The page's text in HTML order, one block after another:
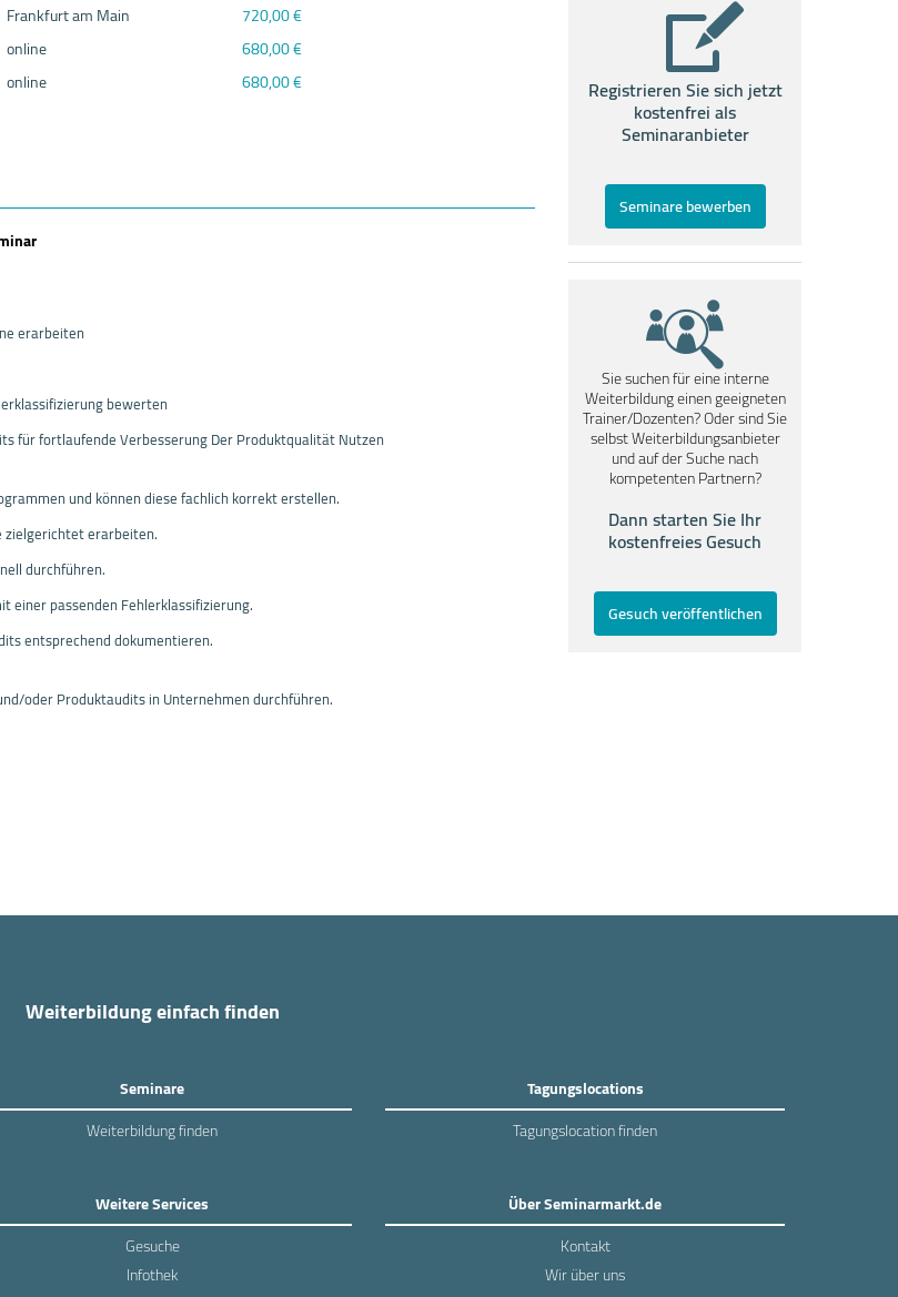
Frankfurt am Main
720,00 €
online
680,00 €
online
680,00 €
erarbeiten
bewerten
für fortlaufende Verbesserung Der Produktqualität Nutzen
und können diese fachlich korrekt erstellen.
zielgerichtet erarbeiten.
durchführen.
passenden Fehlerklassifizierung.
entsprechend dokumentieren.
oder Produktaudits in Unternehmen durchführen.
Registrieren Sie sich jetzt
kostenfrei als
Seminaranbieter
Seminare bewerben
Sie suchen für eine interne
Weiterbildung einen geeigneten
Trainer/Dozenten? Oder sind Sie
selbst Weiterbildungsanbieter
und auf der Suche nach
kompetenten Partnern?
Dann starten Sie Ihr
kostenfreies Gesuch
Gesuch veröffentlichen
Weiterbildung einfach finden
Seminare
Weiterbildung finden
Tagungslocations
Tagungslocation finden
Weitere Services
Gesuche
Infothek
Über Seminarmarkt.de
Kontakt
Wir über uns